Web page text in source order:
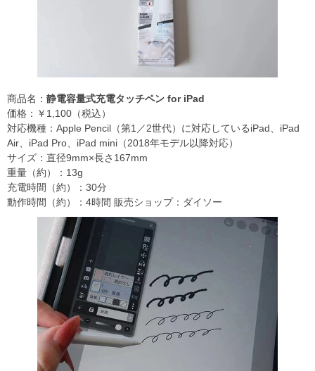
商品名： 静電容量式充電タッチペン for iPad
価格：￥1,100（税込）
対応機種：Apple Pencil（第1／2世代）に対応しているiPad、iPad
Air、iPad Pro、iPad mini（2018年モデル以降対応）
サイズ：直径9mm×長さ167mm
重量（約）：13g
充電時間（約）：30分
動作時間（約）：4時間 販売ショップ：ダイソー